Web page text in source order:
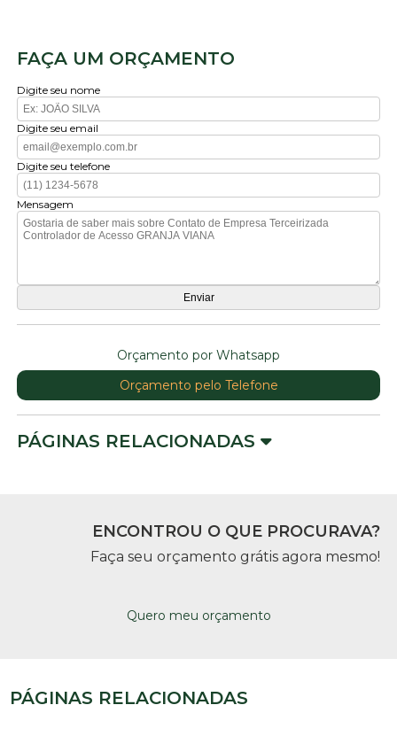
FAÇA UM ORÇAMENTO
Digite seu nome
Digite seu email
Digite seu telefone
Mensagem
Orçamento por Whatsapp
Orçamento pelo Telefone
PÁGINAS RELACIONADAS
ENCONTROU O QUE PROCURAVA?
Faça seu orçamento grátis agora mesmo!
Quero meu orçamento
PÁGINAS RELACIONADAS